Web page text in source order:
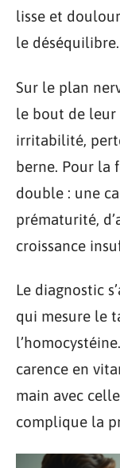
lisse et
le déséquilibre.
Sur le plan
le bout de leur
irritabilité,
berne. Pour la
double : une
prématurité,
croissance
Le diagnostic
qui mesure le
carence en
main avec
complique la